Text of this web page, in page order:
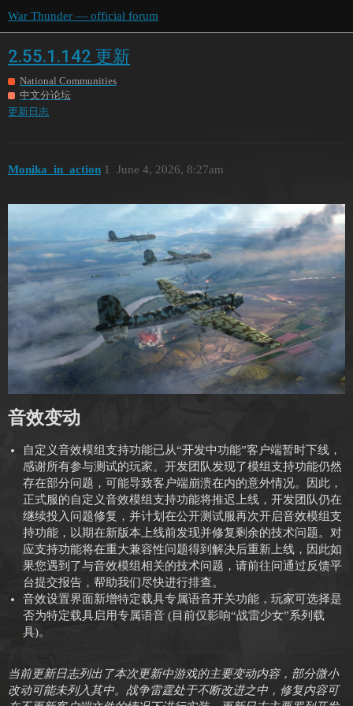
War Thunder — official forum
2.55.1.142 更新
National Communities
中文分论坛
更新日志
Monika_in_action June 4, 2026, 8:27am
1
音效变动
自定义音效模组支持功能已从“开发中功能”客户端暂时下线，
感谢所有参与测试的玩家。开发团队发现了模组支持功能仍然
存在部分问题，可能导致客户端崩溃在内的意外情况。因此，
正式服的自定义音效模组支持功能将推迟上线，开发团队仍在
继续投入问题修复，并计划在公开测试服再次开启音效模组支
持功能，以期在新版本上线前发现并修复剩余的技术问题。对
应支持功能将在重大兼容性问题得到解决后重新上线，因此如
果您遇到了与音效模组相关的技术问题，请前往问通过反馈平
台提交报告，帮助我们尽快进行排查。
音效设置界面新增特定载具专属语音开关功能，玩家可选择是
否为特定载具启用专属语音 (目前仅影响“战雷少女”系列载
具)。
当前更新日志列出了本次更新中游戏的主要变动内容，部分微小
改动可能未列入其中。战争雷霆处于不断改进之中，修复内容可